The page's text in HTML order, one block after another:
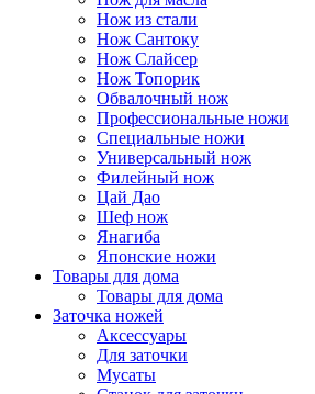
Нож из стали
Нож Сантоку
Нож Слайсер
Нож Топорик
Обвалочный нож
Профессиональные ножи
Специальные ножи
Универсальный нож
Филейный нож
Цай Дао
Шеф нож
Янагиба
Японские ножи
Товары для дома
Товары для дома
Заточка ножей
Аксессуары
Для заточки
Мусаты